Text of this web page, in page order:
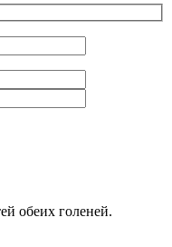
обеих голеней.